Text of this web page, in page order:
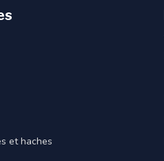
et haches